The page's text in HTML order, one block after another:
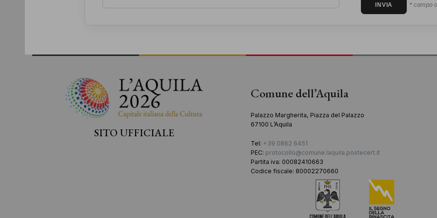
* campo
SITO UFFICIALE
Comune dell’Aquila
Palazzo Margherita, Piazza del Palazzo
67100 L’Aquila
Tel: +39 0862 6451
PEC: protocollo@comune.laquila.postecert.it
Partita iva: 00082410663
Codice fiscale: 80002270660